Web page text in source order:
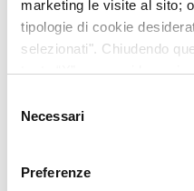
marketing le visite al sito;
tipologie di cookie
selezionati". Chiudendo
tasto “X” prosegui la
modificare le tue
link “Impostazione dei
Policy.
delNecessari
Preferenze
La nostra nuova
trend e alle